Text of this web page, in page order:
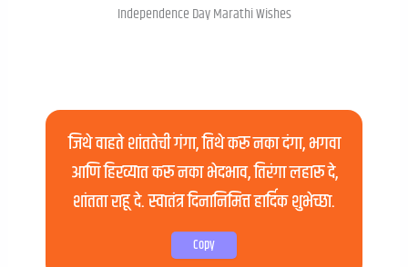
Independence Day Marathi Wishes
जिथे वाहते शांततेची गंगा, तिथे करू नका दंगा, भगवा
आणि हिरव्यात करू नका भेदभाव, तिरंगा लहारू दे,
शांतता राहू दे. स्वातंत्र दिनानिमित्त हार्दिक शुभेच्छा.
Copy